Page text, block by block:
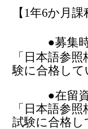
【1年6か月課
●募集
「日本語参
験に合格して
●在留資格
「日本語参
試験に合格し